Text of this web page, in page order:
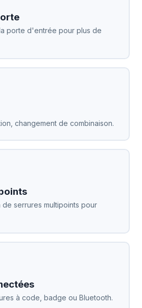
porte d'entrée pour plus de
changement de combinaison.
serrures multipoints pour
à code, badge ou Bluetooth.